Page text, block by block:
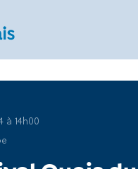
à 14h00
La Mairie
Au quotidien